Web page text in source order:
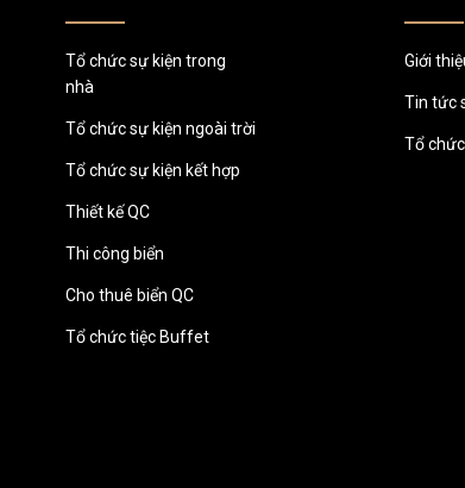
Tổ chức sự kiện trong
nhà
Tổ chức sự kiện ngoài trời
Tổ chức sự kiện kết hợp
Thiết kế QC
Thi công biển
Cho thuê biển QC
Tổ chức tiệc Buffet
Giới
Tin tức
Tổ